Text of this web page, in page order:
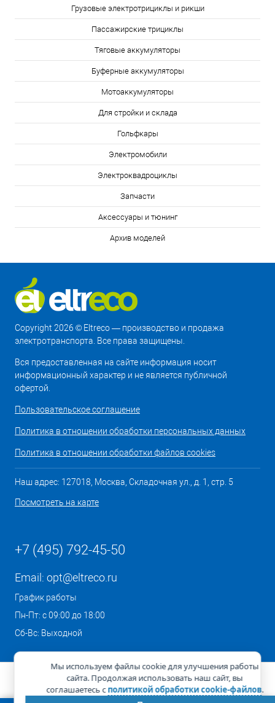
Грузовые электротрициклы и рикши
Пассажирские трициклы
Тяговые аккумуляторы
Буферные аккумуляторы
Мотоаккумуляторы
Для стройки и склада
Гольфкары
Электромобили
Электроквадроциклы
Запчасти
Аксессуары и тюнинг
Архив моделей
Copyright 2026 © Eltreco — производство и продажа
электротранспорта. Все права защищены.
Вся предоставленная на сайте информация носит
информационный характер и не является публичной
офертой.
Пользовательское соглашение
Политика в отношении обработки персональных данных
Политика в отношении обработки файлов cookies
Наш адрес: 127018, Москва, Складочная ул., д. 1, стр. 5
Посмотреть на карте
+7 (495) 792-45-50
Email: opt@eltreco.ru
График работы
Пн-Пт: с 09:00 до 18:00
Сб-Вс: Выходной
Мы используем файлы cookie для улучшения работы
сайта. Продолжая использовать наш сайт, вы
соглашаетесь сполитикой обработки cookie-файлов.